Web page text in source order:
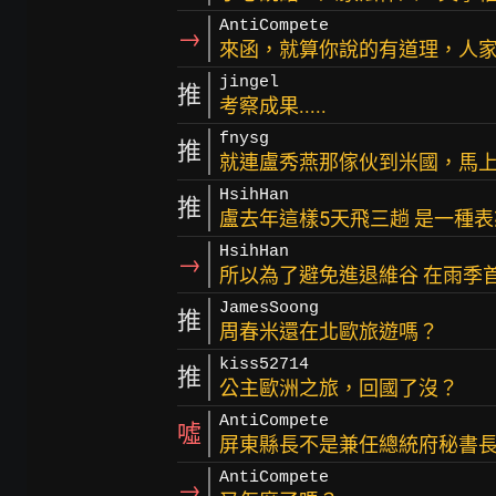
→ AntiCompete
來函，就算你說的有道理，人
推 jingel
考察成果.....
推 fnysg
就連盧秀燕那傢伙到米國，馬
推 HsihHan
盧去年這樣5天飛三趟 是一種
→ HsihHan
所以為了避免進退維谷 在雨季
推 JamesSoong
周春米還在北歐旅遊嗎？
推 kiss52714
公主歐洲之旅，回國了沒？
噓 AntiCompete
屏東縣長不是兼任總統府秘書
→ AntiCompete